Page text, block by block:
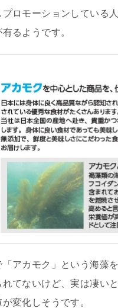
ロモーションしている
るようです。
アカモク」という海藻
てないけど、実は凄い
変化しそうです。